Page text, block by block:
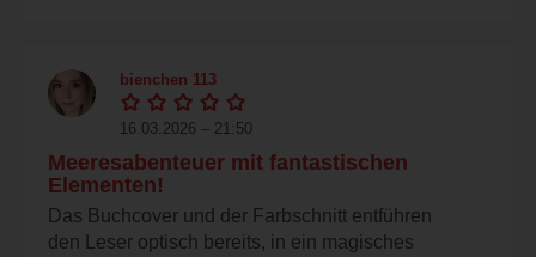
bienchen 113
16.03.2026 – 21:50
Meeresabenteuer mit fantastischen
Elementen!
Das Buchcover und der Farbschnitt entführen
den Leser optisch bereits, in ein magisches